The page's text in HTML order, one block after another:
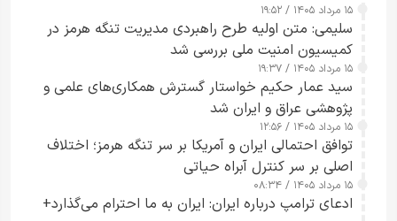
۱۵ مرداد ۱۴۰۵ / ۱۹:۵۲
سلیمی: متن اولیه طرح راهبردی مدیریت تنگه هرمز در
کمیسیون امنیت ملی بررسی شد
۱۵ مرداد ۱۴۰۵ / ۱۹:۳۷
سید عمار حکیم خواستار گسترش همکاری‌های علمی و
پژوهشی عراق و ایران شد
۱۵ مرداد ۱۴۰۵ / ۱۲:۵۶
توافق احتمالی ایران و آمریکا بر سر تنگه هرمز؛ اختلاف
اصلی بر سر کنترل آبراه حیاتی
۱۵ مرداد ۱۴۰۵ / ۰۸:۳۴
ادعای ترامپ درباره ایران: ایران به ما احترام می‌گذارد+